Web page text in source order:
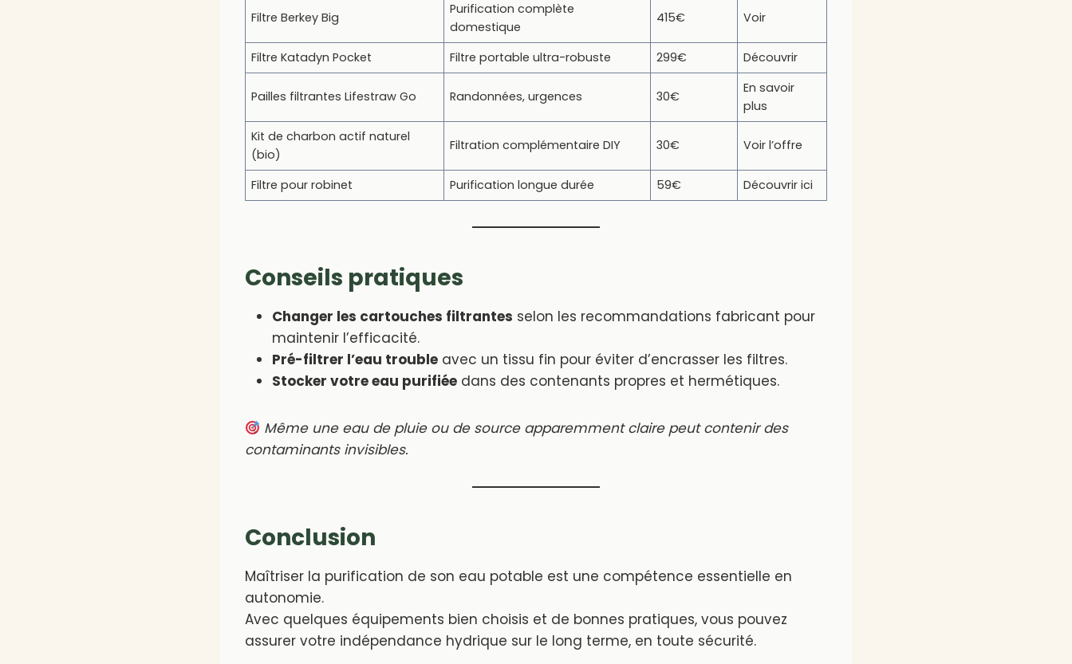
Filtre Berkey Big
Purification complète
domestique
415€ Voir
Filtre Katadyn Pocket Filtre portable ultra-robuste 299€ Découvrir
Pailles filtrantes Lifestraw Go Randonnées, urgences 30€
En savoir
plus
Kit de charbon actif naturel
(bio)
Filtration complémentaire DIY 30€ Voir l’offre
Filtre pour robinet Purification longue durée 59€ Découvrir ici
Conseils pratiques
Changer les cartouches filtrantes selon les recommandations fabricant pour
maintenir l’efficacité.
Pré-filtrer l’eau trouble avec un tissu fin pour éviter d’encrasser les filtres.
Stocker votre eau purifiée dans des contenants propres et hermétiques.
Même une eau de pluie ou de source apparemment claire peut contenir des
contaminants invisibles.
Conclusion
Maîtriser la purification de son eau potable est une compétence essentielle en
autonomie.
Avec quelques équipements bien choisis et de bonnes pratiques, vous pouvez
assurer votre indépendance hydrique sur le long terme, en toute sécurité.